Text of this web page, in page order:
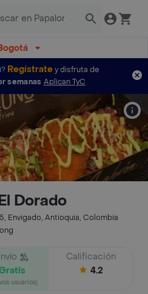
Regístratey disfruta de
semanas Aplican TyC
Dorado
Envigado, Antioquia, Colombia
usuarios)
Calificación
4.2